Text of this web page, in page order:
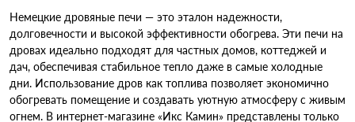
Немецкие дровяные печи — это эталон надежности,
долговечности и высокой эффективности обогрева. Эти печи на
дровах идеально подходят для частных домов, коттеджей и
дач, обеспечивая стабильное тепло даже в самые холодные
дни. Использование дров как топлива позволяет экономично
обогревать помещение и создавать уютную атмосферу с живым
огнем. В интернет-магазине «Икс Камин» представлены только